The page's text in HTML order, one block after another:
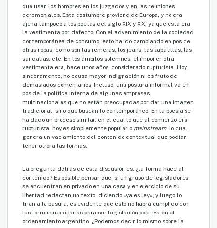
que usan los hombres en los juzgados y en las reuniones
ceremoniales. Esta costumbre proviene de Europa, y no era
ajena tampoco a los poetas del siglo XIX y XX, ya que esta era
la vestimenta por defecto. Con el advenimiento de la sociedad
contemporánea de consumo, esto ha ido cambiando en pos de
otras ropas, como son las remeras, los jeans, las zapatillas, las
sandalias, etc. En los ámbitos solemnes, el imponer otra
vestimenta era, hace unos años, considerado rupturista. Hoy,
sinceramente, no causa mayor indignación ni es fruto de
demasiados comentarios. Incluso, una postura informal va en
pos de la política interna de algunas empresas
multinacionales que no están preocupadas por dar una imagen
tradicional, sino que buscan lo contemporáneo. En la poesía se
ha dado un proceso similar, en el cual lo que al comienzo era
rupturista, hoy es simplemente popular o mainstream, lo cual
genera un vaciamiento del contenido contextual que podían
tener otrora las formas.
La pregunta detrás de esta discusión es: ¿la forma hace al
contenido? Es posible pensar que, si un grupo de legisladores
se encuentran en privado en una casa y en ejercicio de su
libertad redactan un texto, diciendo «ya es ley», y luego lo
tiran a la basura, es evidente que esto no habrá cumplido con
las formas necesarias para ser legislación positiva en el
ordenamiento argentino. ¿Podemos decir lo mismo sobre la